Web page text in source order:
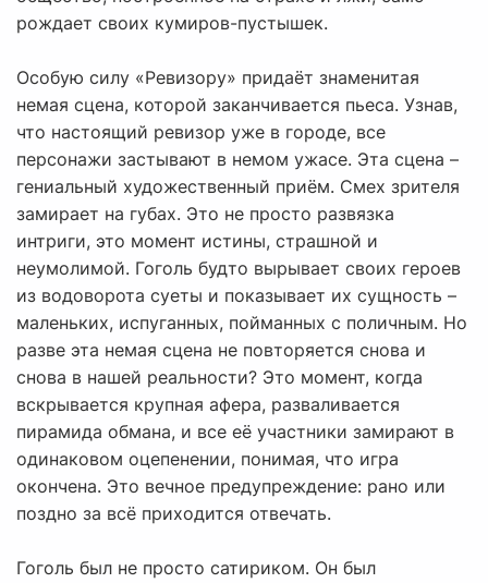
рождает своих кумиров-пустышек.
Особую силу «Ревизору» придаёт знаменитая
немая сцена, которой заканчивается пьеса. Узнав,
что настоящий ревизор уже в городе, все
персонажи застывают в немом ужасе. Эта сцена –
гениальный художественный приём. Смех зрителя
замирает на губах. Это не просто развязка
интриги, это момент истины, страшной и
неумолимой. Гоголь будто вырывает своих героев
из водоворота суеты и показывает их сущность –
маленьких, испуганных, пойманных с поличным. Но
разве эта немая сцена не повторяется снова и
снова в нашей реальности? Это момент, когда
вскрывается крупная афера, разваливается
пирамида обмана, и все её участники замирают в
одинаковом оцепенении, понимая, что игра
окончена. Это вечное предупреждение: рано или
поздно за всё приходится отвечать.
Гоголь был не просто сатириком. Он был